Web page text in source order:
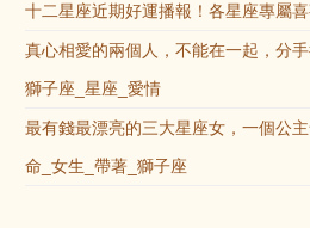
十二星座近期好運播報！各星座專屬
真心相愛的兩個人，不能在一起，分
獅子座_星座_愛情
最有錢最漂亮的三大星座女，一個公
命_女生_帶著_獅子座